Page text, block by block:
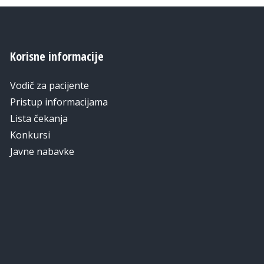
Korisne informacije
Vodič za pacijente
Pristup informacijama
Lista čekanja
Konkursi
Javne nabavke